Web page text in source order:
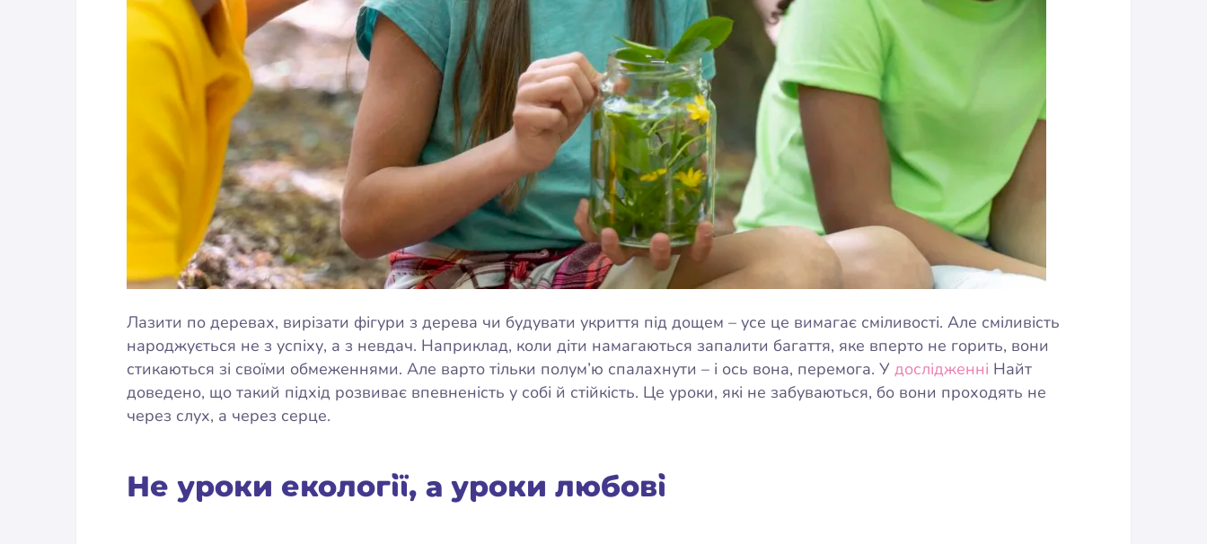
Лазити по деревах, вирізати фігури з дерева чи будувати укриття під дощем – усе це вимагає сміливості. Але сміливість
народжується не з успіху, а з невдач. Наприклад, коли діти намагаються запалити багаття, яке вперто не горить, вони
стикаються зі своїми обмеженнями. Але варто тільки полум’ю спалахнути – і ось вона, перемога. У дослідженні Найт
доведено, що такий підхід розвиває впевненість у собі й стійкість. Це уроки, які не забуваються, бо вони проходять не
через слух, а через серце.
Не уроки екології, а уроки любові